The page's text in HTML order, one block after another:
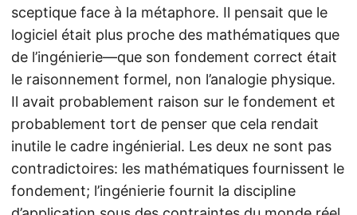
sceptique face à la métaphore. Il pensait que le
logiciel était plus proche des mathématiques que
de l’ingénierie—que son fondement correct était
le raisonnement formel, non l’analogie physique.
Il avait probablement raison sur le fondement et
probablement tort de penser que cela rendait
inutile le cadre ingénierial. Les deux ne sont pas
contradictoires: les mathématiques fournissent le
fondement; l’ingénierie fournit la discipline